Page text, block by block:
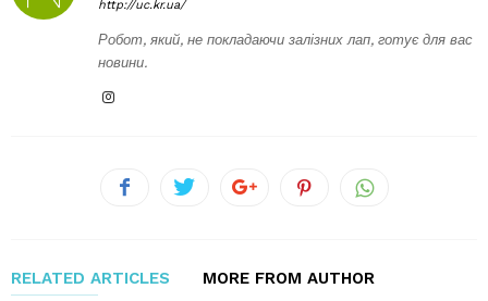
http://uc.kr.ua/
Робот, який, не покладаючи залізних лап, готує для вас
новини.
RELATED ARTICLES MORE FROM AUTHOR